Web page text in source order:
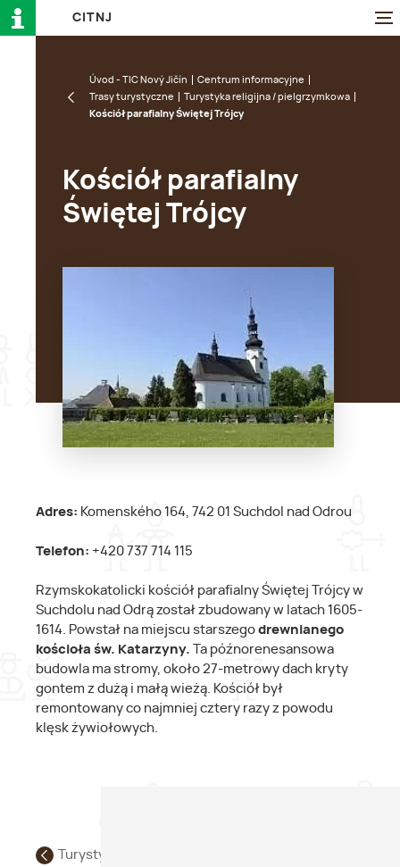
CI TN J
Úvod - TIC Nový Jičín
Centrum informacyjne
Trasy turystyczne
Turystyka religijna / pielgrzymkowa
Kościół parafialny Świętej Trójcy
Kościół parafialny
Świętej Trójcy
Adres: Komenského 164, 742 01 Suchdol nad Odrou
Telefon: +420 737 714 115
Rzymskokatolicki kościół parafialny Świętej Trójcy w
Suchdolu nad Odrą został zbudowany w latach 1605-
1614. Powstał na miejscu starszego drewnianego
kościoła św. Katarzyny. Ta późnorenesansowa
budowla ma stromy, około 27-metrowy dach kryty
gontem z dużą i małą wieżą. Kościół był
remontowany co najmniej cztery razy z powodu
klęsk żywiołowych.
Turystyka religijna / pielgrzymkowa